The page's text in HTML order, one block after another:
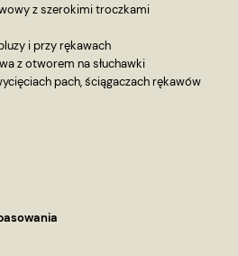
z szerokimi troczkami
i przy rękawach
z otworem na słuchawki
pach, ściągaczach rękawów